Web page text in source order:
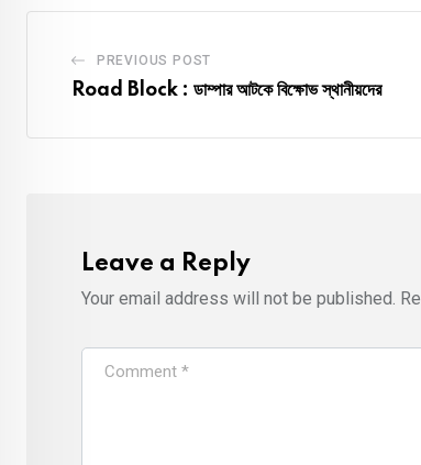
PREVIOUS POST
Road Block : ডাম্পার আটকে বিক্ষোভ স্থানীয়দের
Leave a Reply
Your email address will not be published.